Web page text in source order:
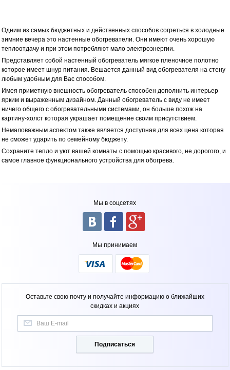
Одним из самых бюджетных и действенных способов согреться в холодные
зимние вечера это настенные обогреватели. Они имеют очень хорошую
теплоотдачу и при этом потребляют мало электроэнергии.
Представляет собой настенный обогреватель мягкое пленочное полотно
которое имеет шнур питания. Вешается данный вид обогревателя на стену
любым удобным для Вас способом.
Имея приметную внешность обогреватель способен дополнить интерьер
ярким и выраженным дизайном. Данный обогреватель с виду не имеет
ничего общего с обогревательными системами, он больше похож на
картину-холст которая украшает помещение своим присутствием.
Немаловажным аспектом также является доступная для всех цена которая
не сможет ударить по семейному бюджету.
Сохраните тепло и уют вашей комнаты с помощью красивого, не дорогого, и
самое главное функционального устройства для обогрева.
Мы в соцсетях
Мы принимаем
Оставьте свою почту и получайте информацию о ближайших
скидках и акциях
Подписаться